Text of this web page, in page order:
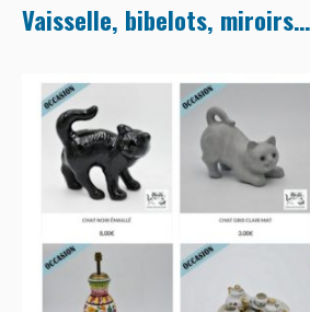
NOUS AIDER
CONTACT
BOUTIQUE
FORUM
Vaisselle, bibelots, miroirs…